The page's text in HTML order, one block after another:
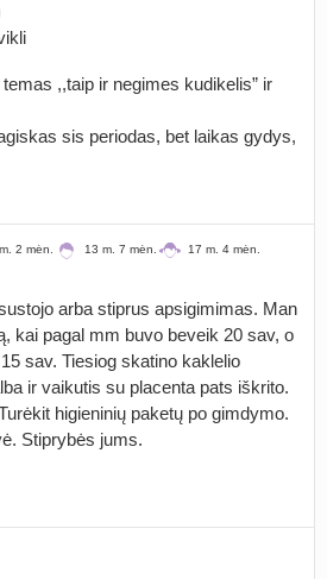
,,taip ir negimes kudikelis” ir
sis periodas, bet laikas gydys,
2 mėn. 13 m. 7 mėn. 17 m. 4 mėn.
arba stiprus apsigimimas. Man
kai pagal mm buvo beveik 20 sav, o
sav. Tiesiog skatino kaklelio
ir vaikutis su placenta pats iškrito.
higieninių paketų po gimdymo.
Stiprybės jums.